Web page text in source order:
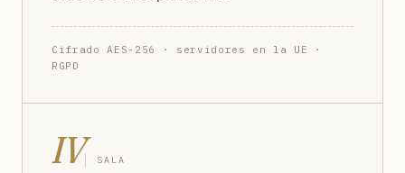
Cifrado AES-256 · servidores en la UE ·
RGPD
IV SALA